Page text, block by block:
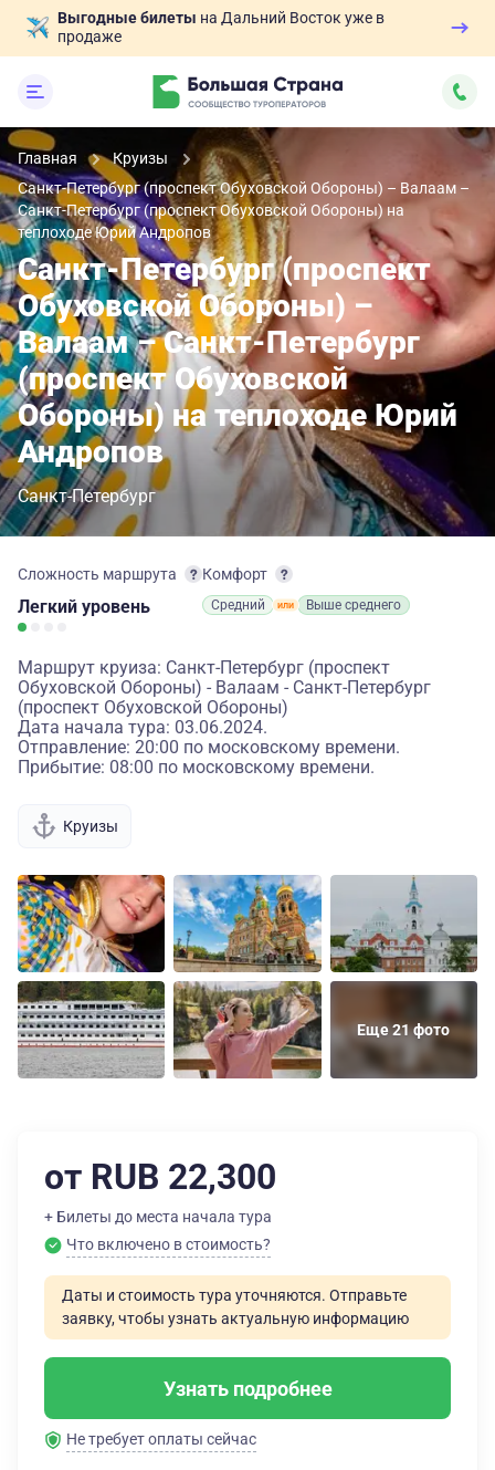
Выгодные билеты на Дальний Восток уже в
продаже
Главная
Круизы
Санкт-Петербург (проспект Обуховской Обороны) – Валаам –
Санкт-Петербург (проспект Обуховской Обороны) на
теплоходе Юрий Андропов
Санкт-Петербург (проспект
Обуховской Обороны) –
Валаам – Санкт-Петербург
(проспект Обуховской
Обороны) на теплоходе Юрий
Андропов
Санкт-Петербург
Сложность маршрута
Легкий уровень
Комфорт
Средний Выше среднего
Маршрут круиза: Санкт-Петербург (проспект
Обуховской Обороны) - Валаам - Санкт-Петербург
(проспект Обуховской Обороны)
Дата начала тура: 03.06.2024.
Отправление: 20:00 по московскому времени.
Прибытие: 08:00 по московскому времени.
Круизы
Еще 21 фото
от RUB 22,300
+ Билеты до места начала тура
Что включено в стоимость?
Даты и стоимость тура уточняются. Отправьте
заявку, чтобы узнать актуальную информацию
Узнать подробнее
Не требует оплаты сейчас